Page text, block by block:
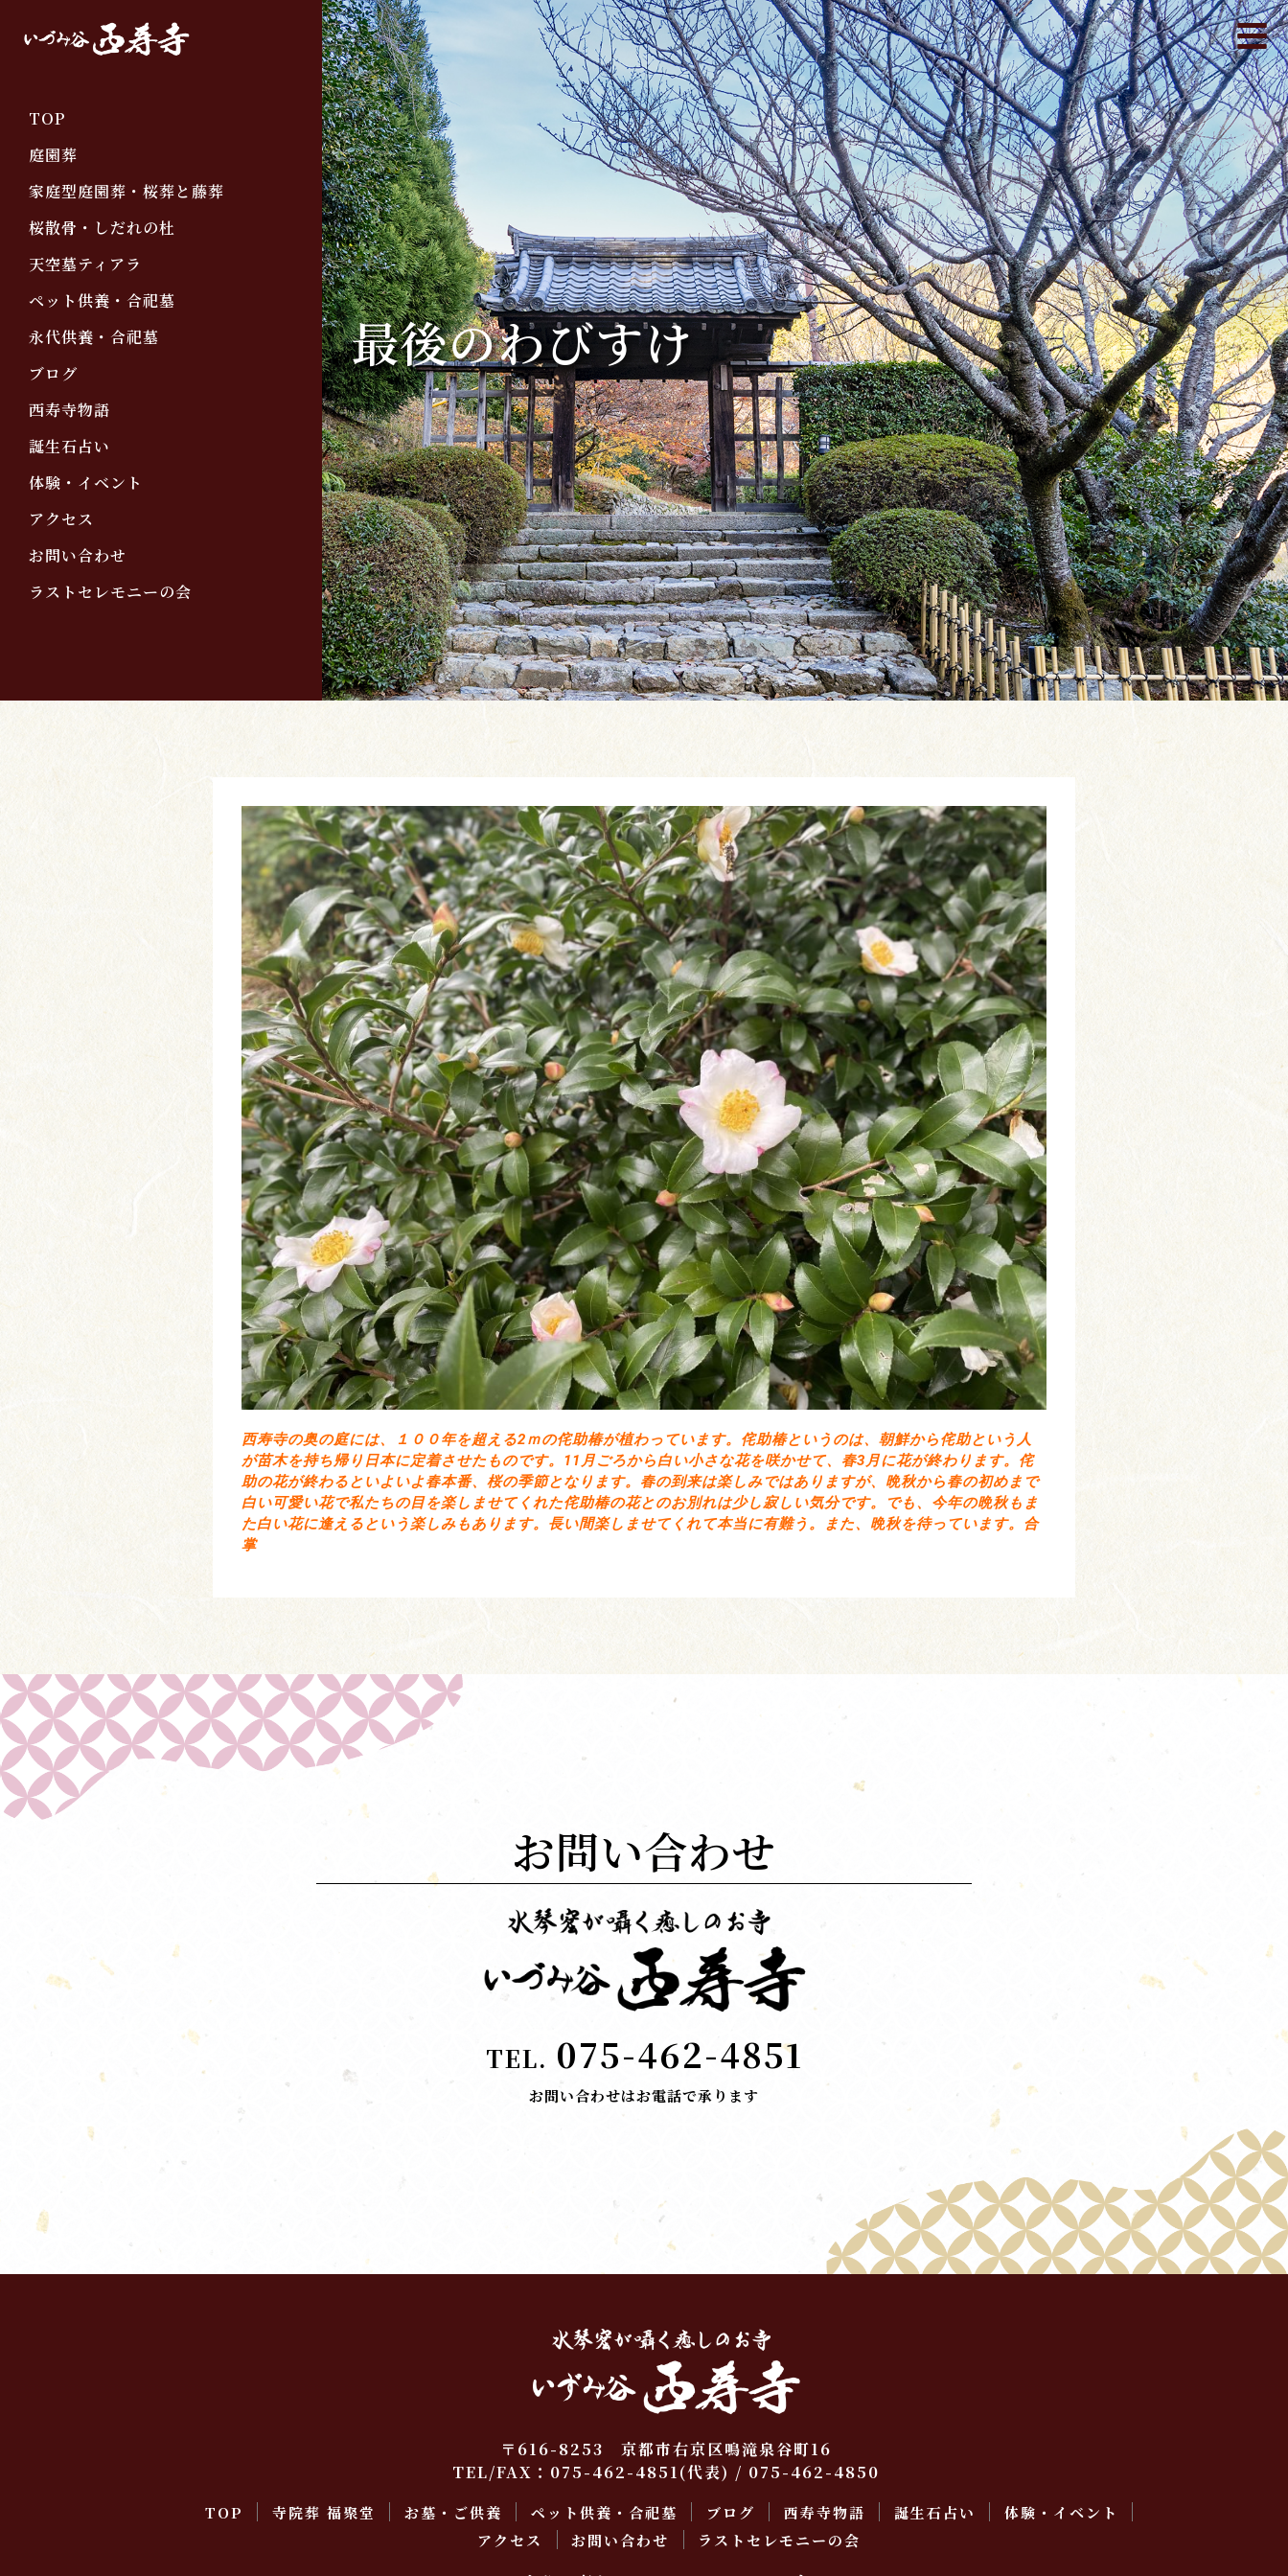
TOP
庭園葬
家庭型庭園葬・桜葬と藤葬
桜散骨・しだれの杜
天空墓ティアラ
ペット供養・合祀墓
永代供養・合祀墓
ブログ
西寿寺物語
誕生石占い
体験・イベント
アクセス
お問い合わせ
ラストセレモニーの会
最後のわびすけ
西寿寺の奥の庭には、１００年を超える2ｍの侘助椿が植わっています。侘助椿というのは、朝鮮から侘助という人
が苗木を持ち帰り日本に定着させたものです。11月ごろから白い小さな花を咲かせて、春3月に花が終わります。侘
助の花が終わるといよいよ春本番、桜の季節となります。春の到来は楽しみではありますが、晩秋から春の初めまで
白い可愛い花で私たちの目を楽しませてくれた侘助椿の花とのお別れは少し寂しい気分です。でも、今年の晩秋もま
た白い花に逢えるという楽しみもあります。長い間楽しませてくれて本当に有難う。また、晩秋を待っています。合
掌
お問い合わせ
TEL. 075-462-4851
お問い合わせはお電話で承ります
〒616-8253 京都市右京区鳴滝泉谷町16
TEL/FAX： 075-462-4851(代表) / 075-462-4850
TOP 寺院葬 福聚堂 お墓・ご供養 ペット供養・合祀墓 ブログ 西寿寺物語 誕生石占い
体験・イベント
アクセス
お問い合わせ ラストセレモニーの会